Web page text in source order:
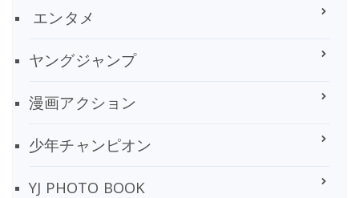
エンタメ
ヤングジャンプ
漫画アクション
少年チャンピオン
YJ PHOTO BOOK